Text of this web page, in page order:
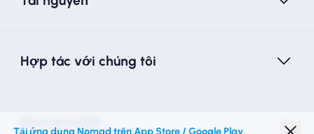
Hợp tác với chúng tôi
Tải ứng dụng Nomad trên App Store / Google Play